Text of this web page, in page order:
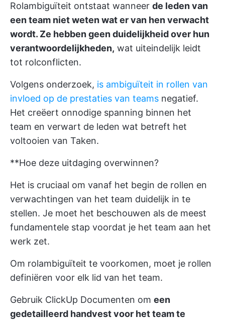
Rolambiguïteit ontstaat wanneer de leden van
een team niet weten wat er van hen verwacht
wordt. Ze hebben geen duidelijkheid over hun
verantwoordelijkheden, wat uiteindelijk leidt
tot rolconflicten.
Volgens onderzoek, is ambiguïteit in rollen van
invloed op de prestaties van teams negatief.
Het creëert onnodige spanning binnen het
team en verwart de leden wat betreft het
voltooien van Taken.
**Hoe deze uitdaging overwinnen?
Het is cruciaal om vanaf het begin de rollen en
verwachtingen van het team duidelijk in te
stellen. Je moet het beschouwen als de meest
fundamentele stap voordat je het team aan het
werk zet.
Om rolambiguïteit te voorkomen, moet je rollen
definiëren voor elk lid van het team.
Gebruik ClickUp Documenten om een
gedetailleerd handvest voor het team te